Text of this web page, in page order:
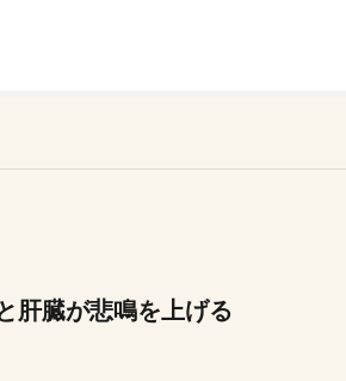
肝臓が悲鳴を上げる